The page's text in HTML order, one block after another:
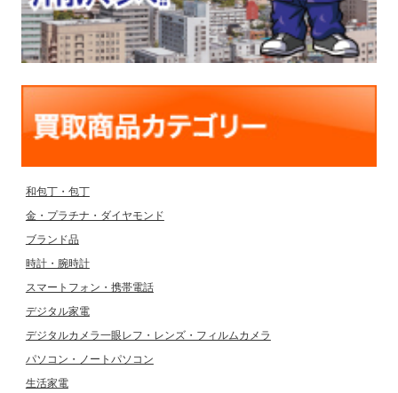
和包丁・包丁
金・プラチナ・ダイヤモンド
ブランド品
時計・腕時計
スマートフォン・携帯電話
デジタル家電
デジタルカメラ一眼レフ・レンズ・フィルムカメラ
パソコン・ノートパソコン
生活家電